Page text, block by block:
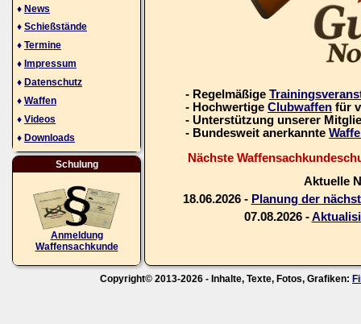
♦ News
♦ Schießstände
♦ Termine
♦ Impressum
♦ Datenschutz
♦ Waffen
♦ Videos
♦ Downloads
Schulung
Anmeldung
Waffensachkunde
- Regelmäßige
- Hochwertige Clubwaffen für
- Unterstützung unserer
- Bundesweit anerkannte
Nächste
Aktuelle
18.06.2026 - Planung der
07.08.2026 -
Copyright© 2013-2026 - Inhalte, Texte, Fotos, Grafiken: